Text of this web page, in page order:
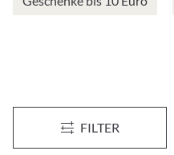
FILTER
Ohrstecker - Fancy White